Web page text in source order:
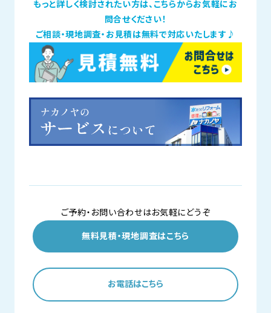
もっと詳しく検討されたい方は、こちらからお気軽にお
問合せください！
ご相談・現地調査・お見積は無料で対応いたします♪
ご予約・お問い合わせはお気軽にどうぞ
無料見積・現地調査はこちら
お電話はこちら